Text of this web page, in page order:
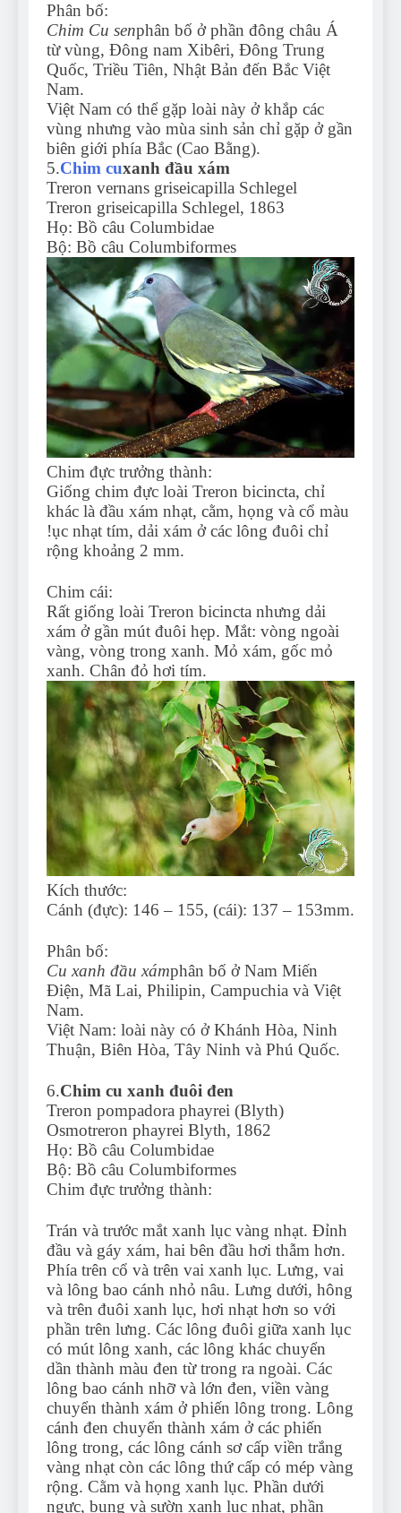
Phân bố:
Chim Cu senphân bố ở phần đông châu Á
từ vùng, Đông nam Xibêri, Đông Trung
Quốc, Triều Tiên, Nhật Bản đến Bắc Việt
Nam.
Việt Nam có thể gặp loài này ở khắp các
vùng nhưng vào mùa sinh sản chỉ gặp ở gần
biên giới phía Bắc (Cao Bằng).
5.Chim cuxanh đầu xám
Treron vernans griseicapilla Schlegel
Treron griseicapilla Schlegel, 1863
Họ: Bồ câu Columbidae
Bộ: Bồ câu Columbiformes
Chim đực trưởng thành:
Giống chim đực loài Treron bicincta, chỉ
khác là đầu xám nhạt, cằm, họng và cổ màu
!ục nhạt tím, dải xám ở các lông đuôi chỉ
rộng khoảng 2 mm.
Chim cái:
Rất giống loài Treron bicincta nhưng dải
xám ở gần mút đuôi hẹp. Mắt: vòng ngoài
vàng, vòng trong xanh. Mỏ xám, gốc mỏ
xanh. Chân đỏ hơi tím.
Kích thước:
Cánh (đực): 146 – 155, (cái): 137 – 153mm.
Phân bố:
Cu xanh đầu xámphân bố ở Nam Miến
Điện, Mã Lai, Philipin, Campuchia và Việt
Nam.
Việt Nam: loài này có ở Khánh Hòa, Ninh
Thuận, Biên Hòa, Tây Ninh và Phú Quốc.
6.Chim cu xanh đuôi đen
Treron pompadora phayrei (Blyth)
Osmotreron phayrei Blyth, 1862
Họ: Bồ câu Columbidae
Bộ: Bồ câu Columbiformes
Chim đực trưởng thành:
Trán và trước mắt xanh lục vàng nhạt. Đỉnh
đầu và gáy xám, hai bên đầu hơi thẫm hơn.
Phía trên cổ và trên vai xanh lục. Lưng, vai
và lông bao cánh nhỏ nâu. Lưng dưới, hông
và trên đuôi xanh lục, hơi nhạt hơn so với
phần trên lưng. Các lông đuôi giữa xanh lục
có mút lông xanh, các lông khác chuyển
dần thành màu đen từ trong ra ngoài. Các
lông bao cánh nhỡ và lớn đen, viền vàng
chuyển thành xám ở phiến lông trong. Lông
cánh đen chuyển thành xám ở các phiến
lông trong, các lông cánh sơ cấp viền trắng
vàng nhạt còn các lông thứ cấp có mép vàng
rộng. Cằm và họng xanh lục. Phần dưới
ngực, bụng và sườn xanh lục nhạt, phần